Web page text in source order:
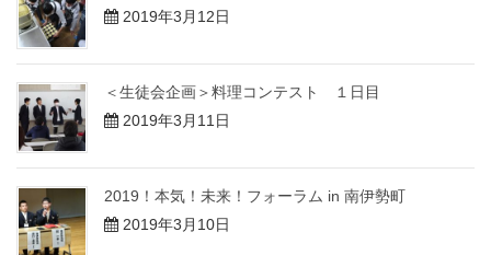
2019年3月12日
＜生徒会企画＞料理コンテスト １日目
2019年3月11日
2019！本気！未来！フォーラム in 南伊勢町
2019年3月10日